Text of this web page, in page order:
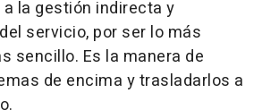
la gestión indirecta y
servicio, por ser lo más
sencillo. Es la manera de
de encima y trasladarlos a